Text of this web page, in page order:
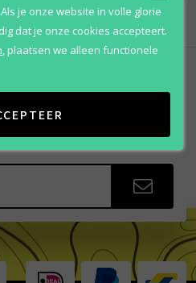
je onze website in volle glorie
dat je onze cookies accepteert.
plaatsen we alleen functionele